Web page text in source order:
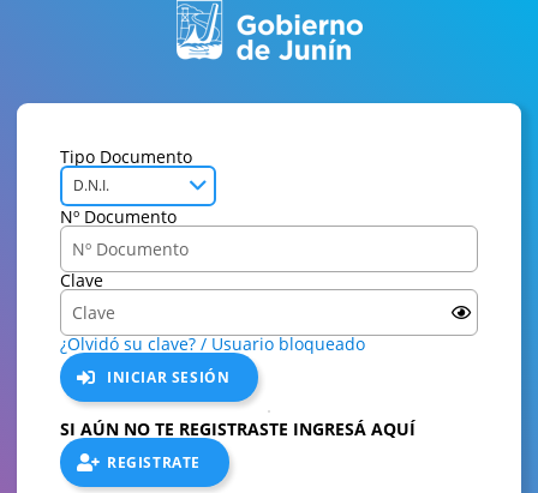
Tipo Documento
D.N.I.
Nº Documento
Clave
¿Olvidó su clave? / Usuario bloqueado
INICIAR SESIÓN
SI AÚN NO TE REGISTRASTE INGRESÁ AQUÍ
REGISTRATE